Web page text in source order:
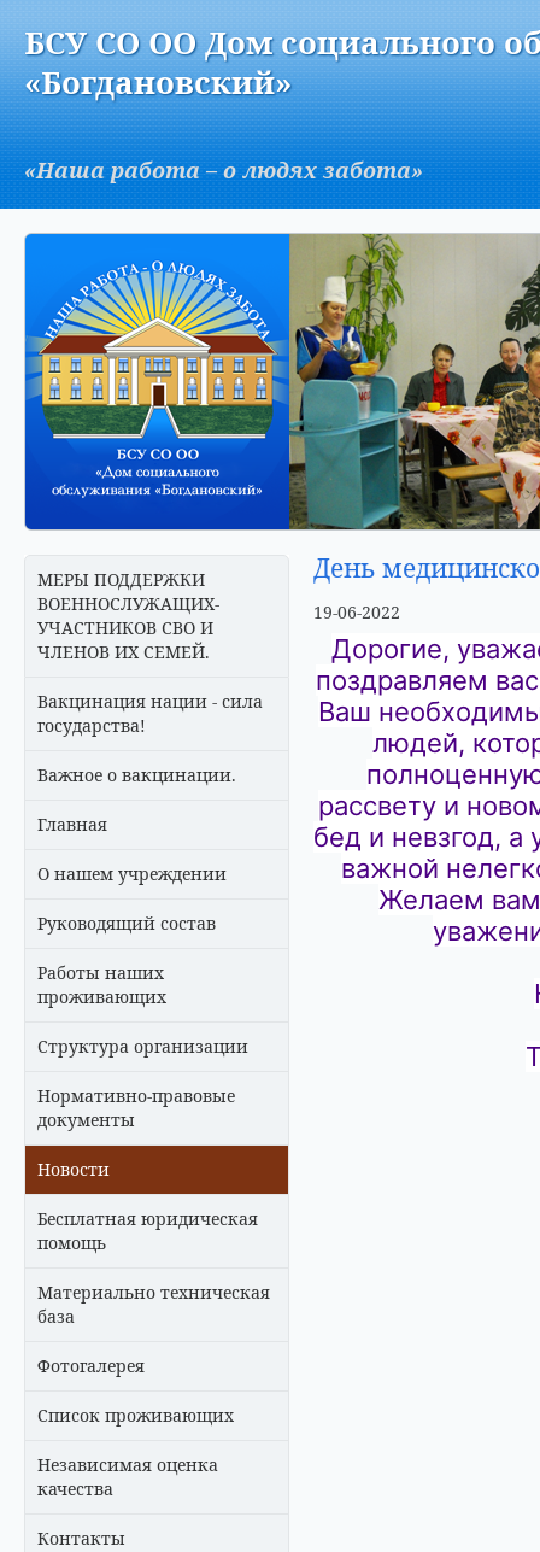
AБСУ СО ОО Дом социального
«Богдановский»
«Наша работа – о людях забота»
МЕРЫ ПОДДЕРЖКИ
ВОЕННОСЛУЖАЩИХ-
УЧАСТНИКОВ СВО И
ЧЛЕНОВ ИХ СЕМЕЙ.
Вакцинация нации - сила
государства!
Важное о вакцинации.
Главная
О нашем учреждении
Руководящий состав
Работы наших
проживающих
Структура организации
Нормативно-правовые
документы
Новости
Бесплатная юридическая
помощь
Материально техническая
база
Фотогалерея
Список проживающих
Независимая оценка
качества
Контакты
День
19-06-2022
Дорогие,
поздравляем
Ваш
людей,
рассвету и
бед и невзгод, а
важной
Желаем вам